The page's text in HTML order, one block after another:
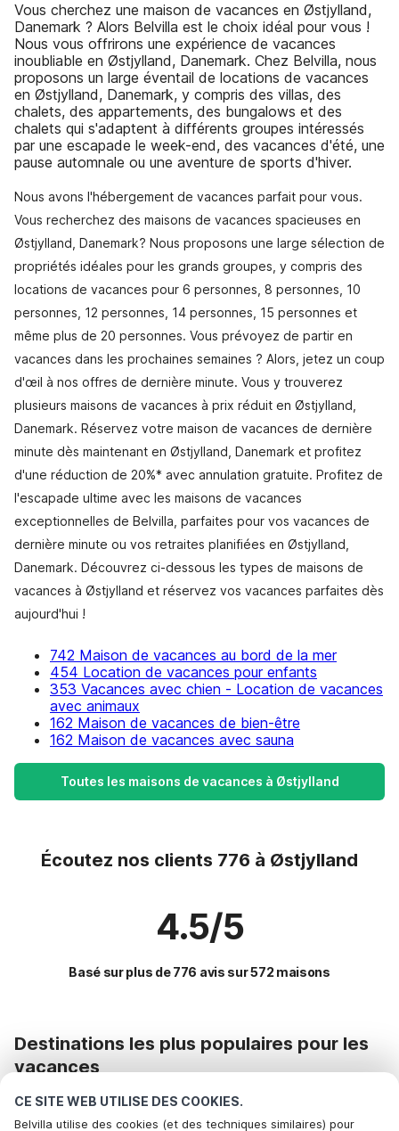
CE SITE WEB UTILISE DES COOKIES.
Belvilla utilise des cookies (et des techniques similaires) pour
Vous cherchez une maison de vacances en Østjylland,
Danemark ? Alors Belvilla est le choix idéal pour vous !
Nous vous offrirons une expérience de vacances
inoubliable en Østjylland, Danemark. Chez Belvilla, nous
proposons un large éventail de locations de vacances
en Østjylland, Danemark, y compris des villas, des
chalets, des appartements, des bungalows et des
chalets qui s'adaptent à différents groupes intéressés
par une escapade le week-end, des vacances d'été, une
pause automnale ou une aventure de sports d'hiver.
Nous avons l'hébergement de vacances parfait pour vous.
Vous recherchez des maisons de vacances spacieuses en
Østjylland, Danemark? Nous proposons une large sélection de
propriétés idéales pour les grands groupes, y compris des
locations de vacances pour 6 personnes, 8 personnes, 10
personnes, 12 personnes, 14 personnes, 15 personnes et
même plus de 20 personnes. Vous prévoyez de partir en
vacances dans les prochaines semaines ? Alors, jetez un coup
d'œil à nos offres de dernière minute. Vous y trouverez
plusieurs maisons de vacances à prix réduit en Østjylland,
Danemark. Réservez votre maison de vacances de dernière
minute dès maintenant en Østjylland, Danemark et profitez
d'une réduction de 20%* avec annulation gratuite. Profitez de
l'escapade ultime avec les maisons de vacances
exceptionnelles de Belvilla, parfaites pour vos vacances de
dernière minute ou vos retraites planifiées en Østjylland,
Danemark. Découvrez ci-dessous les types de maisons de
vacances à Østjylland et réservez vos vacances parfaites dès
aujourd'hui !
742 Maison de vacances au bord de la mer
454 Location de vacances pour enfants
353 Vacances avec chien - Location de vacances
avec animaux
162 Maison de vacances de bien-être
162 Maison de vacances avec sauna
Toutes les maisons de vacances à Østjylland
Écoutez nos clients 776 à Østjylland
4.5/5
Basé sur plus de 776 avis sur 572 maisons
Destinations les plus populaires pour les
vacances
Commodités populaires pour les vacances en Østjylland